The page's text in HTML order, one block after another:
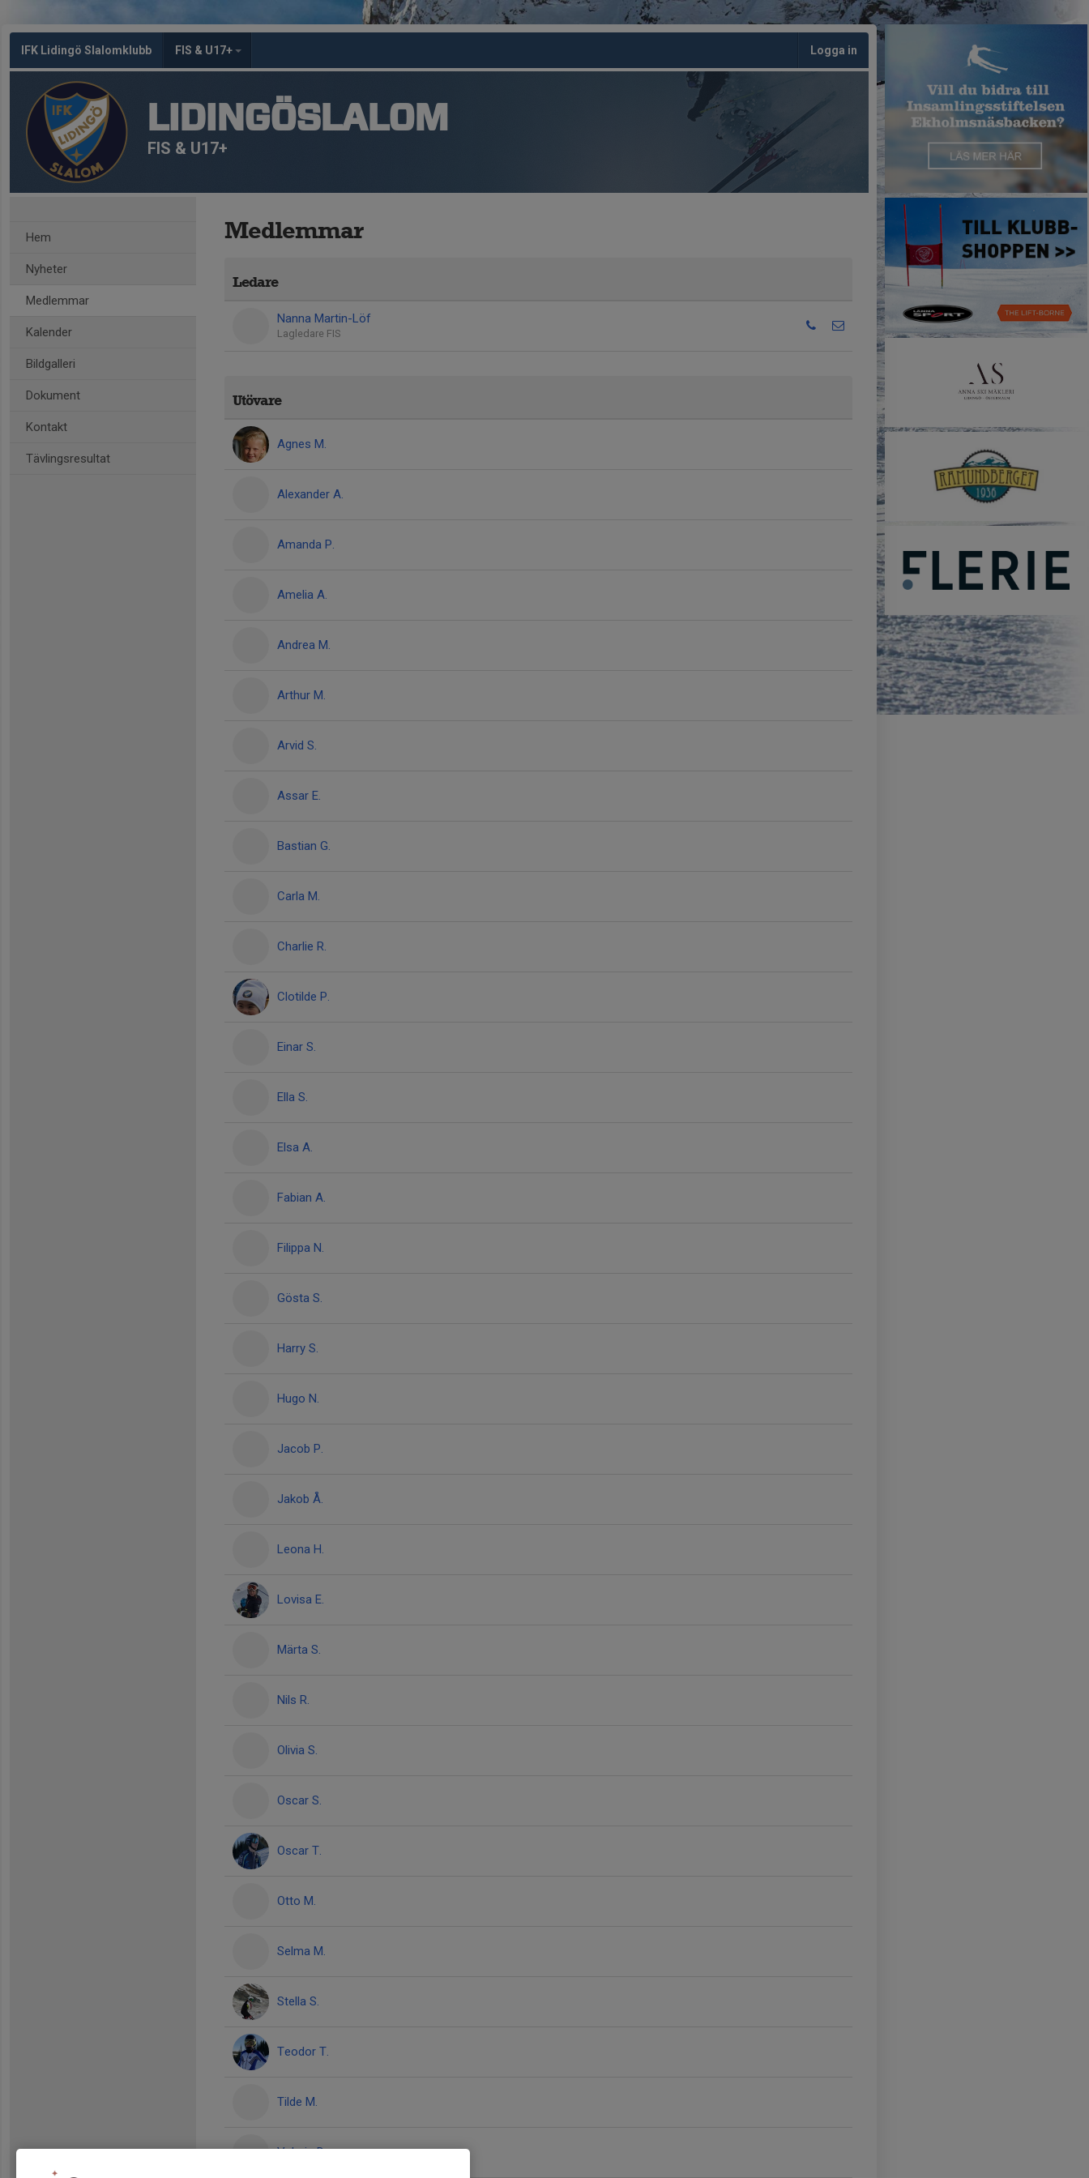
IFK Lidingö Slalomklubb FIS & U17+ Logga in
LIDINGÖSLALOM
FIS & U17+
Hem
Nyheter
Medlemmar
Kalender
Bildgalleri
Dokument
Kontakt
Tävlingsresultat
Medlemmar
Ledare
Nanna Martin-Löf
Lagledare FIS
Utövare
Agnes M.
Alexander A.
Amanda P.
Amelia A.
Andrea M.
Arthur M.
Arvid S.
Assar E.
Bastian G.
Carla M.
Charlie R.
Clotilde P.
Einar S.
Ella S.
Elsa A.
Fabian A.
Filippa N.
Gösta S.
Harry S.
Hugo N.
Jacob P.
Jakob Å.
Leona H.
Lovisa E.
Märta S.
Nils R.
Olivia S.
Oscar S.
Oscar T.
Otto M.
Selma M.
Stella S.
Teodor T.
Tilde M.
Valerie D.